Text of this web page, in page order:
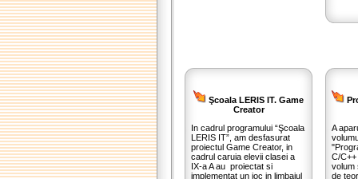
Şcoala LERIS IT. Game
Creator
In cadrul programului “Şcoala
LERIS IT”, am desfasurat
proiectul Game Creator, in
cadrul caruia elevii clasei a
IX-a A au proiectat si
implementat un joc in limbajul
A
C/
volum
de